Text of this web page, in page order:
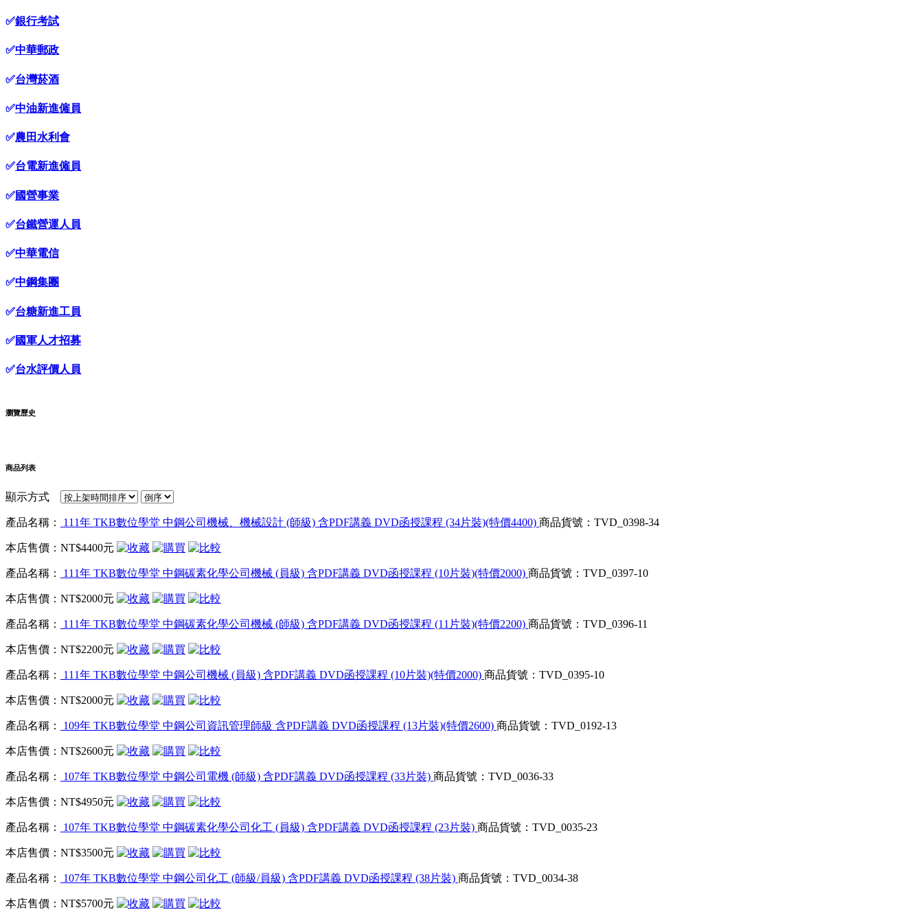
✅銀行考試
✅中華郵政
✅台灣菸酒
✅中油新進僱員
✅農田水利會
✅台電新進僱員
✅國營事業
✅台鐵營運人員
✅中華電信
✅中鋼集團
✅台糖新進工員
✅國軍人才招募
✅台水評價人員
瀏覽歷史
商品列表
顯示方式
產品名稱： 111年 TKB數位學堂 中鋼公司機械、機械設計 (師級) 含PDF講義 DVD函授課程 (34片裝)(特價4400) 商品貨號：TVD_0398-34
本店售價： NT$4400元
產品名稱： 111年 TKB數位學堂 中鋼碳素化學公司機械 (員級) 含PDF講義 DVD函授課程 (10片裝)(特價2000) 商品貨號：TVD_0397-10
本店售價： NT$2000元
產品名稱： 111年 TKB數位學堂 中鋼碳素化學公司機械 (師級) 含PDF講義 DVD函授課程 (11片裝)(特價2200) 商品貨號：TVD_0396-11
本店售價： NT$2200元
產品名稱： 111年 TKB數位學堂 中鋼公司機械 (員級) 含PDF講義 DVD函授課程 (10片裝)(特價2000) 商品貨號：TVD_0395-10
本店售價： NT$2000元
產品名稱： 109年 TKB數位學堂 中鋼公司資訊管理師級 含PDF講義 DVD函授課程 (13片裝)(特價2600) 商品貨號：TVD_0192-13
本店售價： NT$2600元
產品名稱： 107年 TKB數位學堂 中鋼公司電機 (師級) 含PDF講義 DVD函授課程 (33片裝) 商品貨號：TVD_0036-33
本店售價： NT$4950元
產品名稱： 107年 TKB數位學堂 中鋼碳素化學公司化工 (員級) 含PDF講義 DVD函授課程 (23片裝) 商品貨號：TVD_0035-23
本店售價： NT$3500元
產品名稱： 107年 TKB數位學堂 中鋼公司化工 (師級/員級) 含PDF講義 DVD函授課程 (38片裝) 商品貨號：TVD_0034-38
本店售價： NT$5700元